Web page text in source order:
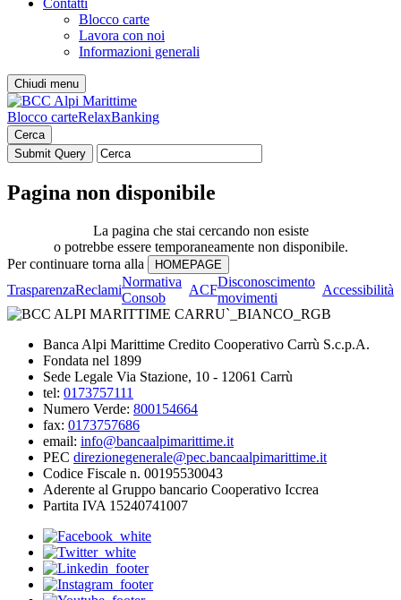
Contatti
Blocco carte
Lavora con noi
Informazioni generali
Chiudi menu
Blocco carteRelaxBanking
Cerca
Pagina non disponibile
La pagina che stai cercando non esiste
o potrebbe essere temporaneamente non disponibile.
Per continuare torna alla
TrasparenzaReclami
Normativa
Consob
ACF
Disconoscimento
movimenti
Accessibilità
Banca Alpi Marittime Credito Cooperativo Carrù S.c.p.A.
Fondata nel 1899
Sede Legale Via Stazione, 10 - 12061 Carrù
tel: 0173757111
Numero Verde: 800154664
fax: 0173757686
email: info@bancaalpimarittime.it
PEC direzionegenerale@pec.bancaalpimarittime.it
Codice Fiscale n. 00195530043
Aderente al Gruppo bancario Cooperativo Iccrea
Partita IVA 15240741007